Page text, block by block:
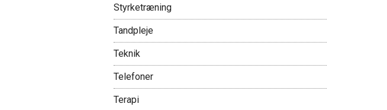
Styrketræning
Tandpleje
Teknik
Telefoner
Terapi